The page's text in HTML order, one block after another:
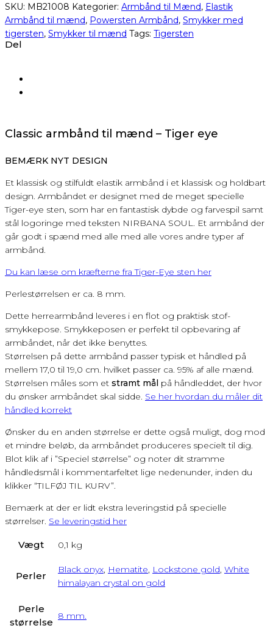
SKU: MB21008 Kategorier: Armbånd til Mænd, Elastik
Armbånd til mænd, Powersten Armbånd, Smykker med
tigersten, Smykker til mænd Tags: Tigersten
Del
Classic armbånd til mænd – Tiger eye
BEMÆRK NYT DESIGN
Et klassisk og stilfuldt elastik armbånd i et klassisk og holdbart
design. Armbåndet er designet med de meget specielle
Tiger-eye sten, som har en fantastisk dybde og farvespil samt
stål logoringe med teksten NIRBANA SOUL. Et armbånd der
går godt i spænd med alle med alle vores andre typer af
armbånd.
Du kan læse om kræfterne fra Tiger-Eye sten her
Perlestørrelsen er ca. 8 mm.
Dette herrearmbånd leveres i en flot og praktisk stof-
smykkepose. Smykkeposen er perfekt til opbevaring af
armbåndet, når det ikke benyttes.
Størrelsen på dette armbånd passer typisk et håndled på
mellem 17,0 til 19,0 cm. hvilket passer ca. 95% af alle mænd.
Størrelsen måles som et stramt mål på håndleddet, der hvor
du ønsker armbåndet skal sidde. Se her hvordan du måler dit
håndled korrekt
Ønsker du en anden størrelse er dette også muligt, dog mod
et mindre beløb, da armbåndet produceres specielt til dig.
Blot klik af i ”Speciel størrelse” og noter dit stramme
håndledsmål i kommentarfeltet lige nedenunder, inden du
klikker “TILFØJ TIL KURV”.
Bemærk at der er lidt ekstra leveringstid på specielle
størrelser. Se leveringstid her
Vægt 0,1 kg
Perler
Black onyx, Hematite, Lockstone gold, White
himalayan crystal on gold
Perle
størrelse
8 mm.